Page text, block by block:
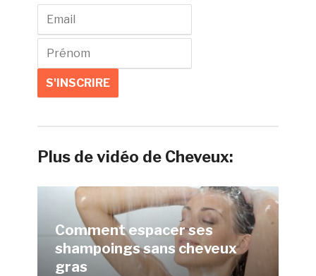
Plus de vidéo de Cheveux:
Comment espacer ses
shampoings sans cheveux
gras